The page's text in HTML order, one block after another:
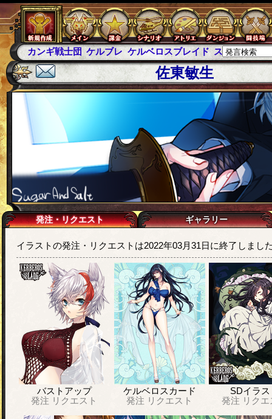
カンギ戦士団 ケルブレ ケルベロスブレイド スパイラス
佐東敏生
発注・リクエスト ギャラリー
イラストの発注・リクエストは2022年03月31日に終了しまし
バストアップ
発注 リクエスト
ケルベロスカード
発注 リクエスト
SDイラス
発注 リク